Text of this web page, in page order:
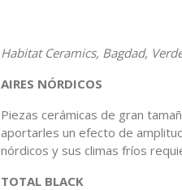
Habitat Ceramics, Bagdad,
AIRES NÓRDICOS
Piezas cerámicas de gran
aportarles un efecto de
nórdicos y sus climas fríos
TOTAL BLACK